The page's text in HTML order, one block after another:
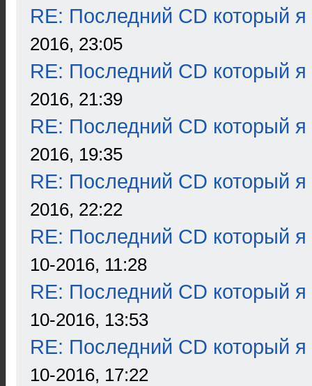
RE: Последний CD который я
2016, 23:05
RE: Последний CD который я
2016, 21:39
RE: Последний CD который я
2016, 19:35
RE: Последний CD который я
2016, 22:22
RE: Последний CD который я
10-2016, 11:28
RE: Последний CD который я
10-2016, 13:53
RE: Последний CD который я
10-2016, 17:22